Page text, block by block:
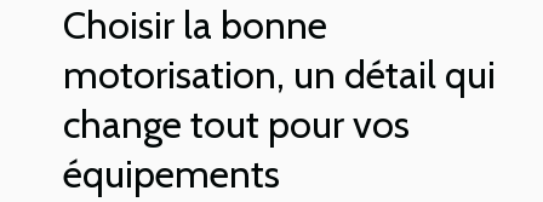
Choisir la bonne
motorisation, un détail qui
change tout pour vos
équipements